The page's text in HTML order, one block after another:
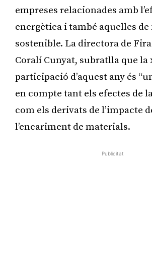
empreses relacionades amb
energètica i també aquelles
sostenible. La directora de
Coralí Cunyat, subratlla que la
participació d’aquest any és
en compte tant els efectes de
com els derivats de l’impacte
l’encariment de materials.
Publicitat